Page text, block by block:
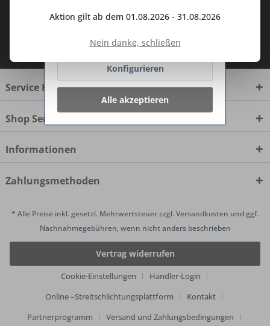
Ich habe die
Datenschutzbestimmungen
Service Hotline
Shop Service
Informationen
Zahlungsmethoden
* Alle Preise inkl. gesetzl. Mehrwertsteuer zzgl.Versandkosten und ggf.
Nachnahmegebühren, wenn nicht anders beschrieben
Vertrag widerrufen
Cookie-Einstellungen
Händler-Login
Online –Streitschlichtungsplattform
Kontakt
Partnerprogramm
Versand und Zahlungsbedingungen
Aktion gilt ab dem 01.08.2026 - 31.08.2026
Nein danke, schließen
Ablehnen
Konfigurieren
Alle akzeptieren